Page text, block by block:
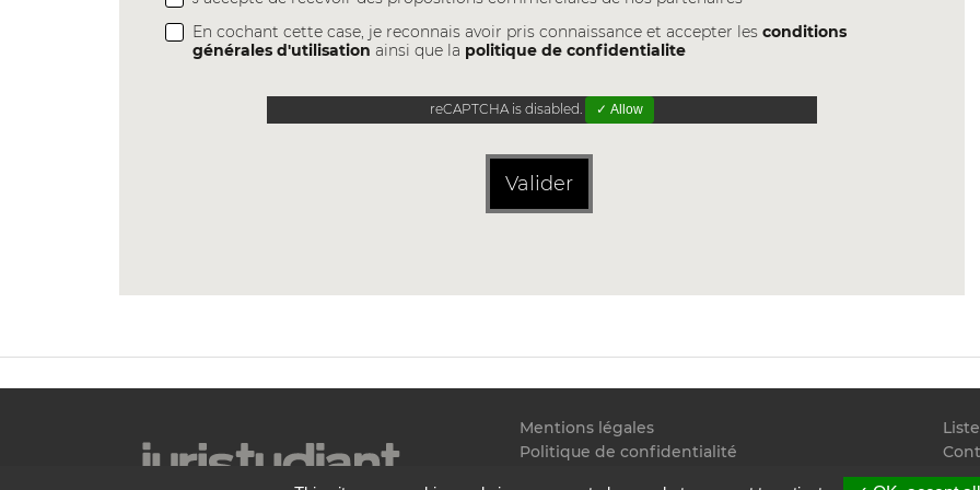
En cochant cette case, je reconnais avoir pris connaissance et accepter lesconditions
générales d'utilisation ainsi que la politique de confidentialite
reCAPTCHA is disabled. ✓ Allow
Valider
Mentions légales
Politique de confidentialité
Flux